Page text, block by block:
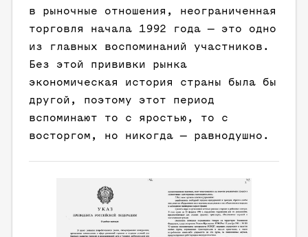
в рыночные отношения, неограниченная
торговля начала 1992 года — это одно
из главных воспоминаний участников.
Без этой прививки рынка
экономическая история страны была бы
другой, поэтому этот период
вспоминают то с яростью, то с
восторгом, но никогда — равнодушно.